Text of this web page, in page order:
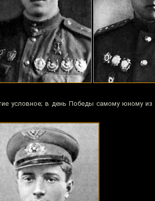
условное; в день Победы самому юному